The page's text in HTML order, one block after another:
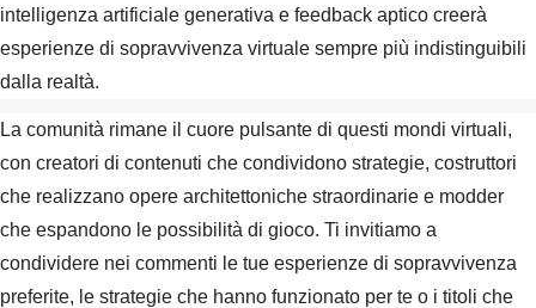
intelligenza artificiale generativa e feedback aptico creerà
esperienze di sopravvivenza virtuale sempre più indistinguibili
dalla realtà.
La comunità rimane il cuore pulsante di questi mondi virtuali,
con creatori di contenuti che condividono strategie, costruttori
che realizzano opere architettoniche straordinarie e modder
che espandono le possibilità di gioco. Ti invitiamo a
condividere nei commenti le tue esperienze di sopravvivenza
preferite, le strategie che hanno funzionato per te o i titoli che